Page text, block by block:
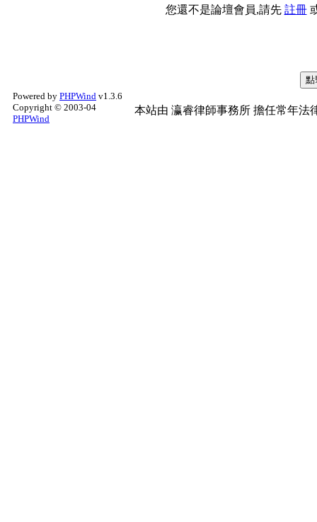
您還不是論壇會員,請先 註冊
Powered by PHPWind v1.3.6
Copyright © 2003-04
PHPWind
本站由 瀛睿律師事務所 擔任常年法